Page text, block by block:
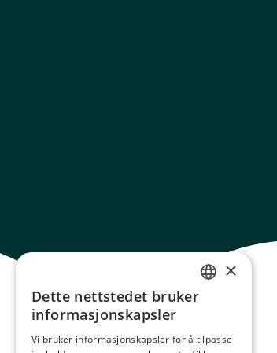
NORWEGIAN
×
Dette nettstedet bruker
informasjonskapsler
Vi bruker informasjonskapsler for å tilpasse